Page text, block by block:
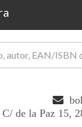
C/ de la Paz 15,